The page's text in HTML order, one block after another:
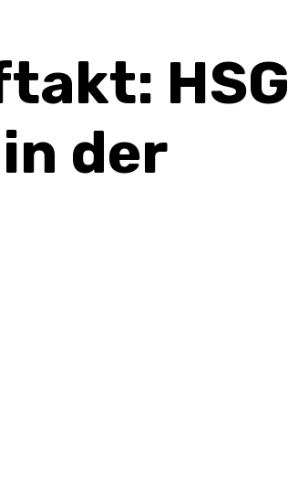
HSG
der